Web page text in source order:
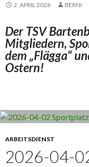
2. APRIL 2026 BERNI
Der TSV
Mitgliedern,
dem „Flägga“
Ostern!
ARBEITSDIENST
2026-04-